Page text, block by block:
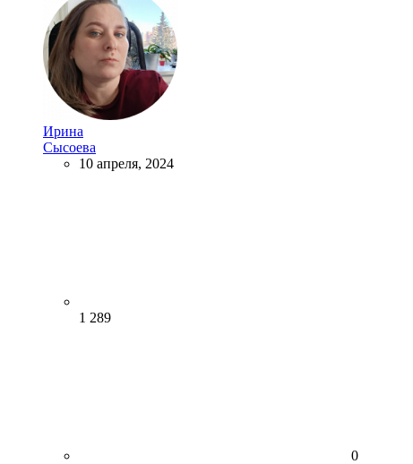
Ирина
Сысоева
10 апреля, 2024
1 289
0